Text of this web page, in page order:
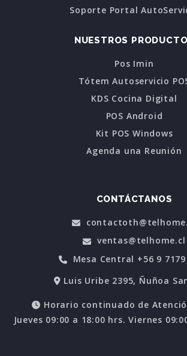
Soporte Portal
NUESTROS
Pos Imin
Tótem Autoservicio
KDS Cocina Digital
POS Android
Kit POS Windows
Agenda una Reunión
CONTÁCTANOS
ventas@telhome.cl
Mesa Central +56 9 7179
Luis Uribe 2395, Ñuñoa
Horario continuado de
Jueves 09:00 a 18:00 hrs. Viernes